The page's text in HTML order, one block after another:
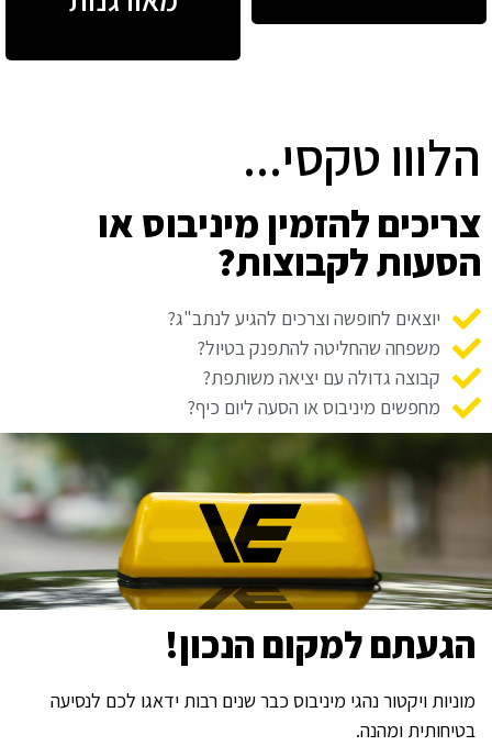
הלווו טקסי...
צריכים להזמין מיניבוס או
הסעות לקבוצות?
יוצאים לחופשה וצרכים להגיע לנתב"ג?
משפחה שהחליטה להתפנק בטיול?
קבוצה גדולה עם יציאה משותפת?
מחפשים מיניבוס או הסעה ליום כיף?
הגעתם למקום הנכון!
מוניות ויקטור נהגי מיניבוס כבר שנים רבות ידאגו לכם לנסיעה
בטיחותית ומהנה.